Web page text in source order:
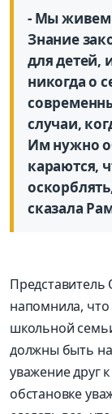
- Мы живем
Знание
для детей,
никогда о
случаи,
Им нужно
караются,
сказала
Представитель
напомнила, что
школьной
должны быть
уважение друг
обстановке